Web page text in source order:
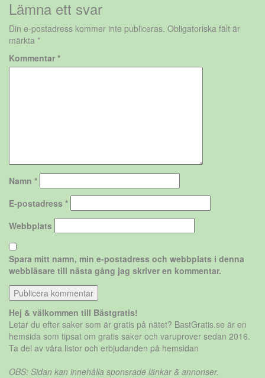
Lämna ett svar
Din e-postadress kommer inte publiceras. Obligatoriska fält är
märkta *
Kommentar *
Namn *
E-postadress *
Webbplats
Spara mitt namn, min e-postadress och webbplats i denna
webbläsare till nästa gång jag skriver en kommentar.
Hej & välkommen till Bästgratis!
Letar du efter saker som är gratis på nätet? BastGratis.se är en
hemsida som tipsat om gratis saker och varuprover sedan 2016.
Ta del av våra listor och erbjudanden på hemsidan
OBS: Sidan kan innehålla sponsrade länkar & annonser.